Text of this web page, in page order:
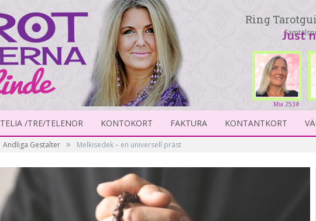
Ring
Just
Mia 253#
TELIA /TRE/TELENOR KONTOKORT FAKTURA KONTANTKORT
Andliga Gestalter » Melkisedek – en universell präst